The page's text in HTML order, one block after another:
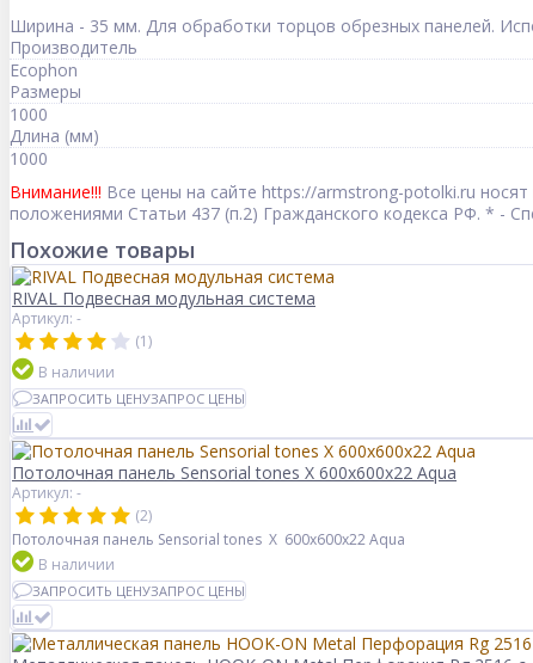
Ширина - 35 мм. Для обработки торцов обрезных панелей.
Производитель
Ecophon
Размеры
1000
Длина (мм)
1000
Внимание!!! Все цены на сайте https://armstrong-potolki.ru
положениями Статьи 437 (п.2) Гражданского кодекса РФ. * -
Похожие товары
RIVAL Подвесная модульная система
Артикул: -
(1)
В наличии
ЗАПРОСИТЬ ЦЕНУЗАПРОС ЦЕНЫ
Потолочная панель Sensorial tones X 600x600x22 Aqua
Артикул: -
(2)
Потолочная панель Sensorial tones X 600x600x22 Aqua
В наличии
ЗАПРОСИТЬ ЦЕНУЗАПРОС ЦЕНЫ